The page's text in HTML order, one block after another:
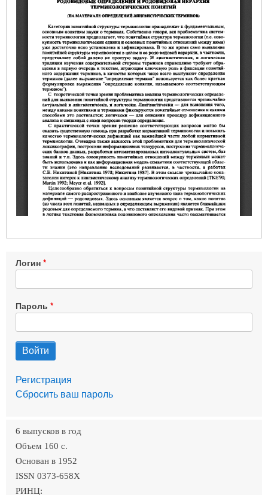
Логин
Пароль
Регистрация
Сбросить ваш пароль
6 выпусков в год
Объем 160 c.
Основан в 1952
ISSN 0373-658X
РИНЦ: